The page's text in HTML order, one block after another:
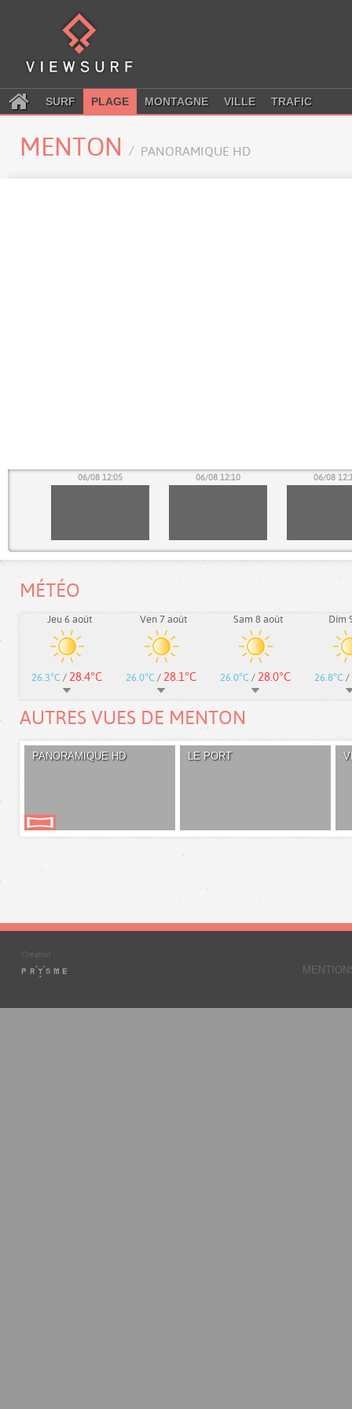
SURF PLAGE MONTAGNE VILLE TRAFIC
MENTON PANORAMIQUE HD
06/08 12:05 06/08 12:10 06/08
MÉTÉO
Jeu 6 août
26.3°C / 28.4°C
Ven 7 août
26.0°C / 28.1°C
Sam 8 août
26.0°C / 28.0°C
Dim
26.8°C /
AUTRES VUES DE MENTON
PANORAMIQUE HD LE PORT